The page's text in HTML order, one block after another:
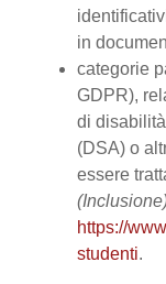
in
categorie
GDPR),
di
(DSA) o
essere
https://
studenti.